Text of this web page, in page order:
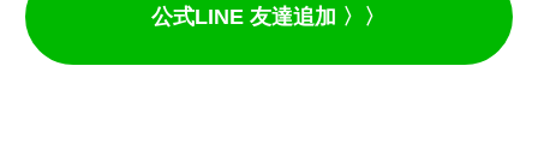
公式LINE 友達追加 〉〉